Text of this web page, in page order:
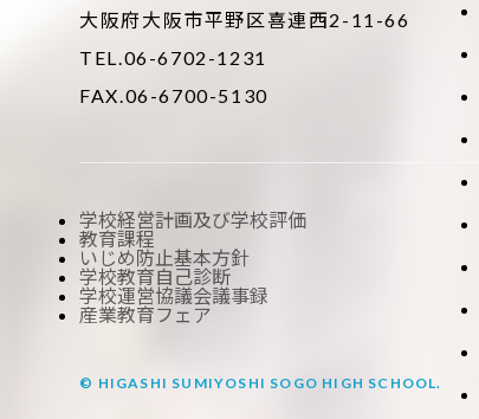
大阪府大阪市平野区喜連西2-11-66
TEL.06-6702-1231
FAX.06-6700-5130
学校経営計画及び学校評価
教育課程
いじめ防止基本方針
学校教育自己診断
学校運営協議会議事録
産業教育フェア
© HIGASHI SUMIYOSHI SOGO HIGH SCHOOL.